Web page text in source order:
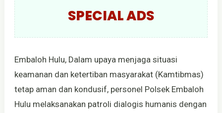
SPECIAL ADS
Embaloh Hulu, Dalam upaya menjaga situasi
keamanan dan ketertiban masyarakat (Kamtibmas)
tetap aman dan kondusif, personel Polsek Embaloh
Hulu melaksanakan patroli dialogis humanis dengan